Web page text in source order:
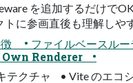
を追加するだけで
トに参画直後も理解し
• ファイルベースル
Renderer •
テクチャ • Vite のエコ